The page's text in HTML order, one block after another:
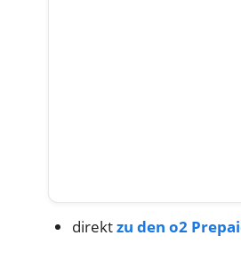
direktzu den o2